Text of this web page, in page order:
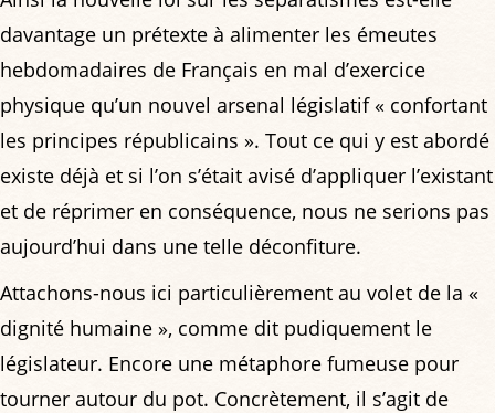
davantage un prétexte à alimenter les émeutes
hebdomadaires de Français en mal d’exercice
physique qu’un nouvel arsenal législatif « confortant
les principes républicains ». Tout ce qui y est abordé
existe déjà et si l’on s’était avisé d’appliquer l’existant
et de réprimer en conséquence, nous ne serions pas
aujourd’hui dans une telle déconfiture.
Attachons-nous ici particulièrement au volet de la «
dignité humaine », comme dit pudiquement le
législateur. Encore une métaphore fumeuse pour
tourner autour du pot. Concrètement, il s’agit de